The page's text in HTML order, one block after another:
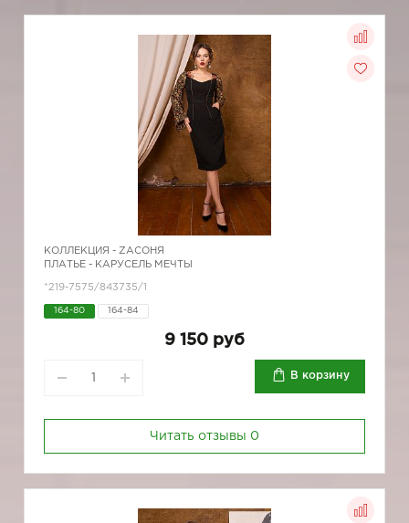
КОЛЛЕКЦИЯ - ZAСОНЯ
ПЛАТЬЕ - КАРУСЕЛЬ МЕЧТЫ
*219-7575/843735/1
164-80 164-84
9 150 руб
В корзину
Читать отзывы 0